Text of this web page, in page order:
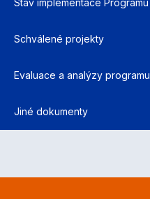
Stav implementace Programu
Schválené projekty
Evaluace a analýzy programu
Jiné dokumenty